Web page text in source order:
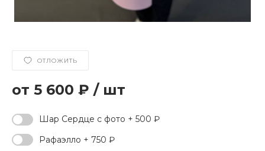
ОТЛОЖИТЬ
5 600 ₽ / шт
Шар Сердце с фото + 500 ₽
Рафаэлло + 750 ₽